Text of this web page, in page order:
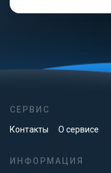
СЕРВИС
Контакты О сервисе
ИНФОРМАЦИЯ